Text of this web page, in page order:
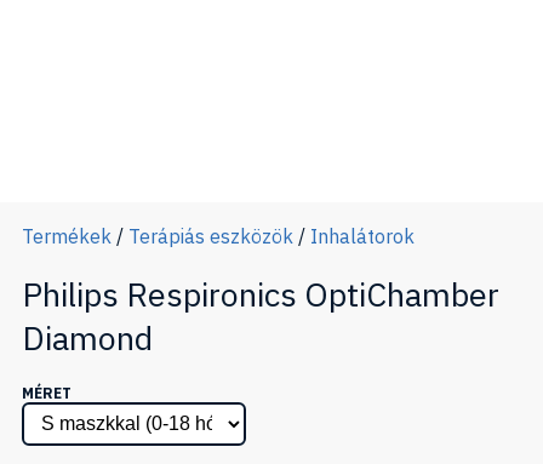
Termékek / Terápiás eszközök / Inhalátorok
Philips Respironics OptiChamber
Diamond
MÉRET